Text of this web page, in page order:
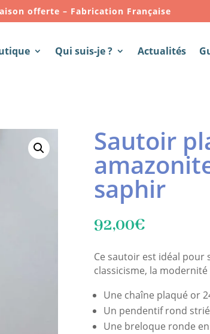
offerte – Fabrication Française
Qui suis-je ? Actualités
Sautoir
saphir
92,00€
Ce sautoir est idéal pour
classicisme, la modernité
Une chaîne plaqué or
Un pendentif rond
Une breloque ronde